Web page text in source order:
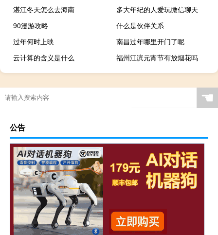
湛江冬天怎么去海南
多大年纪的人爱玩微信聊天
90漫游攻略
什么是伙伴关系
过年何时上映
南昌过年哪里开门了呢
云计算的含义是什么
福州江滨元宵节有放烟花吗
☚
公告